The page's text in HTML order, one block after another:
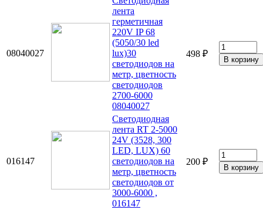
08040027
лента
герметичная
220V IP 68
(5050/30 led
lux)30
светодиодов на
метр, цветность
светодиодов
2700-6000
08040027
498 ₽
016147
Светодиодная
лента RT 2-5000
24V (3528, 300
LED, LUX) 60
светодиодов на
метр, цветность
светодиодов от
3000-6000 ,
016147
200 ₽